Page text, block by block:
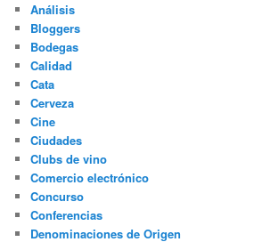
Análisis
Bloggers
Bodegas
Calidad
Cata
Cerveza
Cine
Ciudades
Clubs de vino
Comercio electrónico
Concurso
Conferencias
Denominaciones de Origen